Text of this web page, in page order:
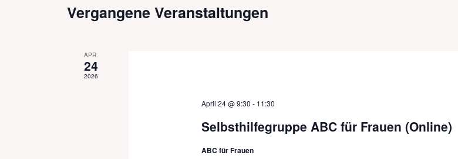
Vergangene Veranstaltungen
APR.
24
2026
April 24 @ 9:30 - 11:30
Selbsthilfegruppe ABC für Frauen (Online)
ABC für Frauen